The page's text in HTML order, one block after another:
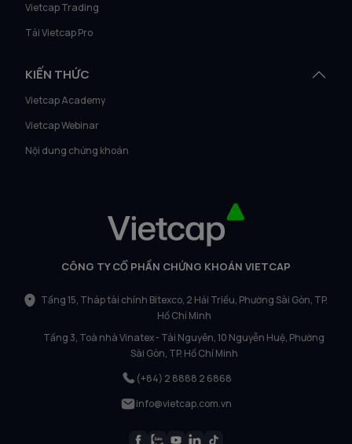
Vietcap Trading
Tải Vietcap Pro
KIẾN THỨC
Vietcap Academy
Vietcap Webinar
Nội dung chứng khoán
CÔNG TY CỔ PHẦN CHỨNG KHOÁN VIETCAP
Tầng 15, Tháp tài chính Bitexco, 2 Hải Triều, Phường Sài Gòn, TP.
Hồ Chí Minh
Tầng 3, Toà nhà Vinatex - Tài Nguyên, 10 Nguyễn Huệ, Phường
Sài Gòn, TP. Hồ Chí Minh
(+84) 2 8888 2 6868
info@vietcap.com.vn